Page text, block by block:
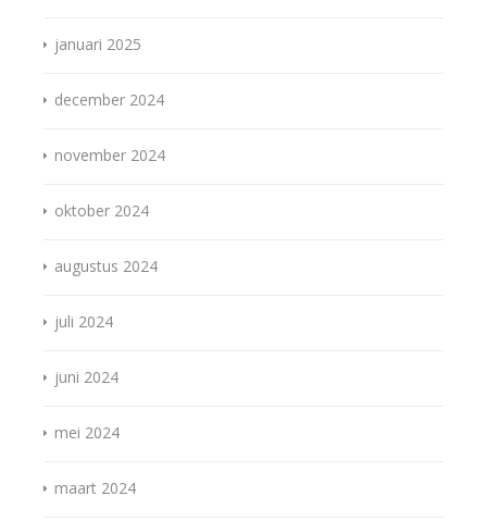
januari 2025
december 2024
november 2024
oktober 2024
augustus 2024
juli 2024
juni 2024
mei 2024
maart 2024